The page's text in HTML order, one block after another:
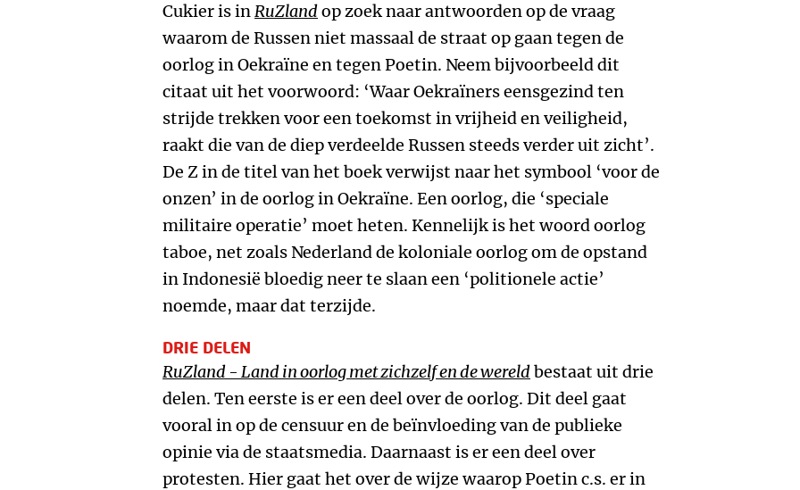
Cukier is inRuZlandop zoek naar antwoorden op de vraag
waarom de Russen niet massaal de straat op gaan tegen de
oorlog in Oekraïne en tegen Poetin. Neem bijvoorbeeld dit
citaat uit het voorwoord: ‘Waar Oekraïners eensgezind ten
strijde trekken voor een toekomst in vrijheid en veiligheid,
raakt die van de diep verdeelde Russen steeds verder uit zicht’.
De Z in de titel van het boek verwijst naar het symbool ‘voor de
onzen’ in de oorlog in Oekraïne. Een oorlog, die ‘speciale
militaire operatie’ moet heten. Kennelijk is het woord oorlog
taboe, net zoals Nederland de koloniale oorlog om de opstand
in Indonesië bloedig neer te slaan een ‘politionele actie’
noemde, maar dat terzijde.
DRIE DELEN
RuZland- Land in oorlog met zichzelf en de wereldbestaat uit drie
delen. Ten eerste is er een deel over de oorlog. Dit deel gaat
vooral in op de censuur en de beïnvloeding van de publieke
opinie via de staatsmedia. Daarnaast is er een deel over
protesten. Hier gaat het over de wijze waarop Poetin c.s. er in